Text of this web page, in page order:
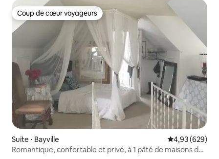
Coup de cœur voyageurs
Coup de cœur voyageurs
Suite ⋅ Bayville Évaluation
4,93 (629)
Romantique, confortable et privé, à 1 pâté de maisons de